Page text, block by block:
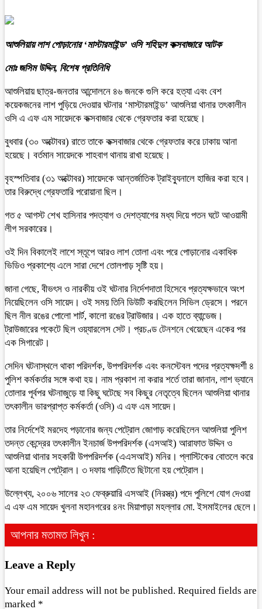
আশুলিয়ায় লাশ পোড়ানোর ‘মাস্টারমাইন্ড’ ওসি শহিদুল কক্সবাজারে আটক
মোঃ জসিম উদ্দিন, বিশেষ প্রতিনিধি
আশুলিয়ায় ছাত্র-জনতার আন্দোলনে ৪৬ জনকে গুলি করে হত্যা এবং বেশ
কয়েকজনের লাশ পুড়িয়ে দেওয়ার ঘটনার ‘মাস্টারমাইন্ড’ আশুলিয়া থানার তৎকালীন
ওসি এ এফ এম সায়েদকে কক্সবাজার থেকে গ্রেফতার করা হয়েছে।
বুধবার (৩০ অক্টোবর) রাতে তাকে কক্সবাজার থেকে গ্রেফতার করে ঢাকায় আনা
হয়েছে। বর্তমান সায়েদকে শাহবাগ থানায় রাখা হয়েছে।
বৃহস্পতিবার (৩১ অক্টোবর) সায়েদকে আন্তর্জাতিক ট্রাইব্যুনালে হাজির করা হবে।
তার বিরুদ্ধে গ্রেফতারি পরোয়ানা ছিল।
গত ৫ আগস্ট শেখ হাসিনার পদত্যাগ ও দেশত্যাগের মধ্য দিয়ে পতন ঘটে আওয়ামী
লীগ সরকারের।
ওই দিন বিকালেই লাশে স্তূপে আরও লাশ তোলা এবং পরে পোড়ানোর একাধিক
ভিডিও প্রকাশ্যে এলে সারা দেশে তোলপাড় সৃষ্টি হয়।
জানা গেছে, বীভৎস ও নারকীয় ওই ঘটনার নির্দেশদাতা হিসেবে প্রত্যক্ষভাবে অংশ
নিয়েছিলেন ওসি সায়েদ। ওই সময় তিনি ডিউটি করছিলেন সিভিল ড্রেসে। পরনে
ছিল নীল রঙের পোলো শার্ট, কালো রঙের ট্রাউজার। এক হাতে ব্যান্ডেজ।
ট্রাউজারের পকেটে ছিল ওয়্যারলেস সেট। প্রচণ্ড টেনশনে খেয়েছেন একের পর
এক সিগারেট।
সেদিন ঘটনাস্থলে থাকা পরিদর্শক, উপপরিদর্শক এবং কনস্টেবল পদের প্রত্যক্ষদর্শী ৪
পুলিশ কর্মকর্তার সঙ্গে কথা হয়। নাম প্রকাশ না করার শর্তে তারা জানান, লাশ ভ্যানে
তোলার পূর্বপর ঘটনাজুড়ে যা কিছু ঘটেছে সব কিছুর নেতৃত্বে ছিলেন আশুলিয়া থানার
তৎকালীন ভারপ্রাপ্ত কর্মকর্তা (ওসি) এ এফ এম সায়েদ।
তার নির্দেশেই মরদেহ পড়ানোর জন্য পেট্রোল জোগাড় করেছিলেন আশুলিয়া পুলিশ
তদন্ত কেন্দ্রের তৎকালীন ইনচার্জ উপপরিদর্শক (এসআই) আরাফাত উদ্দিন ও
আশুলিয়া থানার সহকারী উপপরিদর্শক (এএসআই) মনির। প্লাস্টিকের বোতলে করে
আনা হয়েছিল পেট্রোল। ৩ দফায় গাড়িটিতে ছিটানো হয় পেট্রোল।
উল্লেখ্য, ২০০৬ সালের ২৩ ফেব্রুয়ারি এসআই (নিরস্ত্র) পদে পুলিশে যোগ দেওয়া
এ এফ এম সায়েদ খুলনা মহানগরের ৪নং মিয়াপাড়া মহল্লার মো. ইসমাইলের ছেলে।
আপনার মতামত লিখুন :
Leave a Reply
Your email address will not be published. Required fields are
marked *